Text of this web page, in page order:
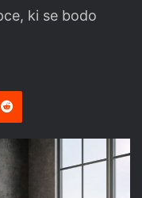
ki se bodo
Reddit